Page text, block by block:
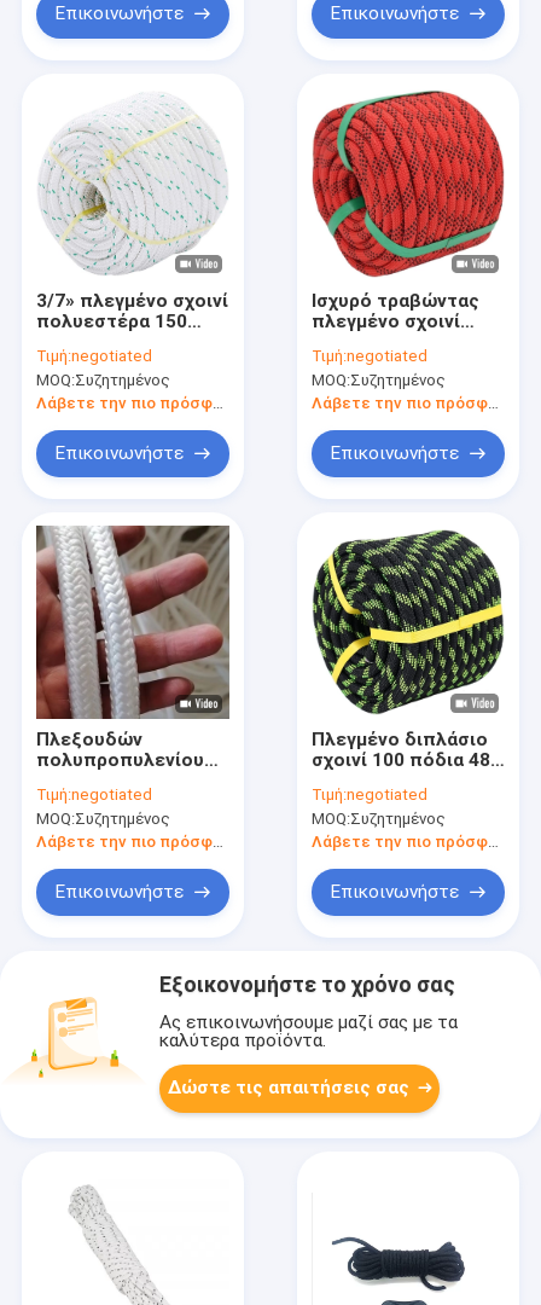
που εξοπλίζει τη 1/2
ίντσα Χ 150 πόδια
Επικοινωνήστε Επικοινωνήστε
3/7» πλεγμένο σχοινί
πολυεστέρα 150
καθηκόντων
σχοινιών για την
ταλάντευση δεσμών
Τιμή:negotiated
MOQ:Συζητημένος
Λάβετε την πιο πρόσφατη τιμή
Επικοινωνήστε
Ισχυρό τραβώντας
πλεγμένο σχοινί
δενδροκόμων
πολυεστέρα 3/8
ίντσα για την
κηπουρικής
Τιμή:negotiated
MOQ:Συζητημένος
Επικοινωνήστε
Πλεξουδών
πολυπροπυλενίου
ανθεκτικός
κλονισμός σχοινιών
Flagline για κάθε
Τιμή:negotiated
MOQ:Συζητημένος
Λάβετε την πιο πρόσφατη τιμή
Επικοινωνήστε
Πλεγμένο διπλάσιο
σχοινί 100 πόδια 48
τράβηγμα νημάτων
για την αναρρίχηση
ξαρτιών
Τιμή:negotiated
MOQ:Συζητημένος
Λάβετε την πιο πρόσφατη τιμή
Επικοινωνήστε
Εξοικονομήστε το χρόνο σας
Ας επικοινωνήσουμε μαζί σας με τα
καλύτερα προϊόντα.
Δώστε τις απαιτήσεις σας